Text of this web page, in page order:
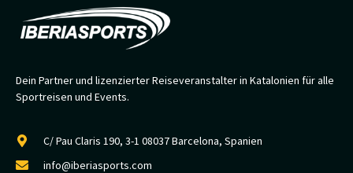
Dein Partner und lizenzierter Reiseveranstalter in Katalonien für alle
Sportreisen und Events.
C/ Pau Claris 190, 3-1 08037 Barcelona, Spanien
info@iberiasports.com